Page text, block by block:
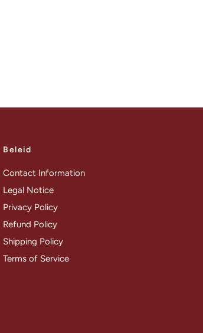
Beleid
Contact Information
Legal Notice
Privacy Policy
Refund Policy
Shipping Policy
Terms of Service